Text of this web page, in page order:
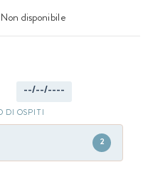
Non disponibile
--/--/----
DI OSPITI
2